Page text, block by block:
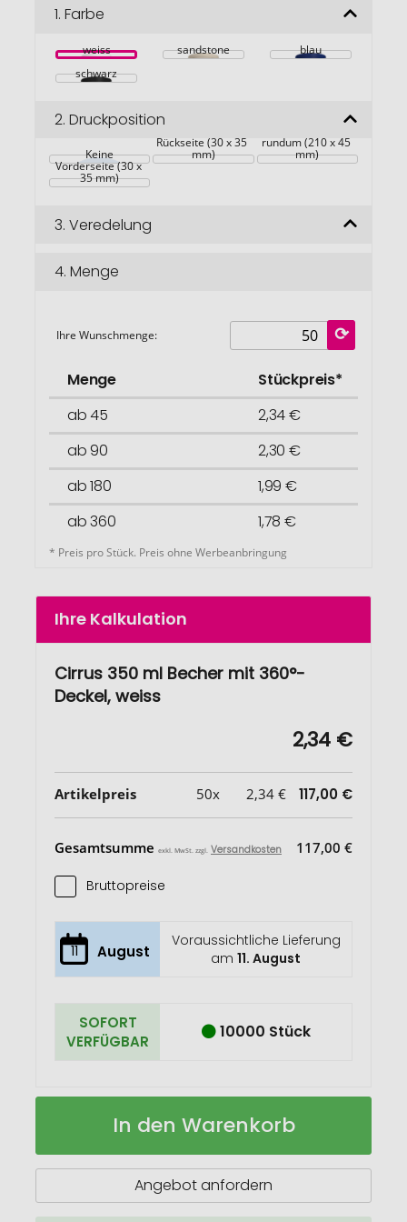
Bildgalerie
1. Farbe
weiss sandstone
blau
schwarz
2. Druckposition
Keine
Rückseite (30 x 35
mm)
rundum (210 x 45
mm)
Vorderseite (30 x
35 mm)
3. Veredelung
4. Menge
Ihre Wunschmenge:
Menge
Stückpreis*
ab 45
2,34 €
ab 90
2,30 €
ab 180
1,99 €
ab 360
1,78 €
* Preis pro Stück. Preis ohne Werbeanbringung
Ihre Kalkulation
Cirrus 350 ml Becher mit 360°-
Deckel, weiss
2,34 €
Artikelpreis 50x 2,34 € 117,00 €
Gesamtsumme exkl. MwSt. zzgl. Versandkosten 117,00 €
Bruttopreise
11 August
Voraussichtliche Lieferung
am11. August
SOFORT
VERFÜGBAR
10000 Stück
Cirrus
Becher
Auf
In den Warenkorb
Angebot anfordern